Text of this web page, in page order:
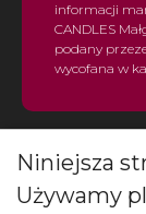
informacji
CANDLES
podany
wycofana w
Niniejsza
Używamy